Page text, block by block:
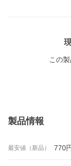
この
製品情報
最安値（新品） 770